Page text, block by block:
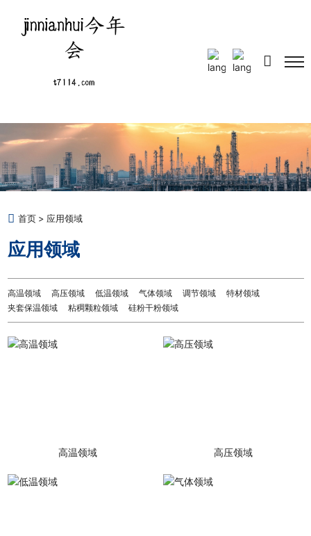
Select Language
首页 应用领域
应用领域
高温领域 高压领域 低温领域 气体领域 调节领域
特材领域
夹套保温领域
粘稠颗粒领域 硅粉干粉领域
高温领域 高压领域